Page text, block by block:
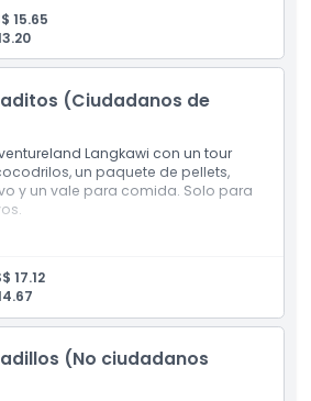
cocodrilos
de cocodrilos
15.65
(Ciudadanos de
Langkawi con un tour
un paquete de pellets,
y un vale para comida. Solo para
a los cocodrilos juveniles
de cocodrilos
con cocodrilos
17.12
(No ciudadanos